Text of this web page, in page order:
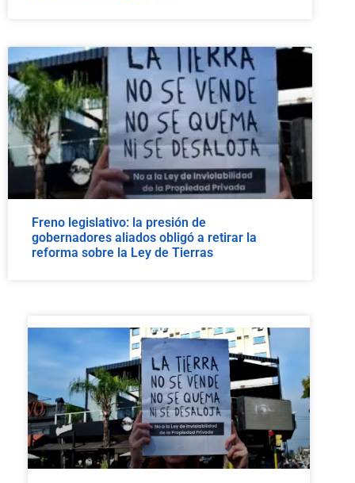
Freno legislativo: la presión de
gobernadores aliados obligó a retirar la
reforma sobre la Ley de Tierras